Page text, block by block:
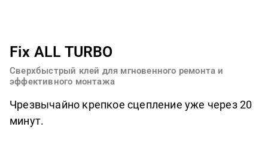
Fix ALL TURBO
Сверхбыстрый клей для мгновенного ремонта и
эффективного монтажа
Чрезвычайно крепкое сцепление уже через 20
минут.